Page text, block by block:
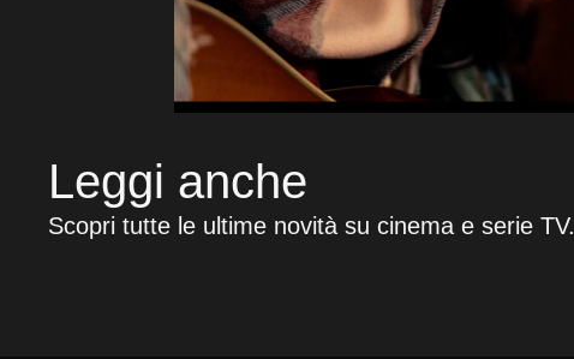
Leggi anche
Scopri tutte le ultime novità su cinema e serie TV.